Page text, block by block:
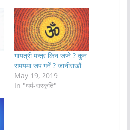
गायत्री मन्त्र किन जप्ने ? कुन
समयमा जप गर्ने ? जानीराखौं
May 19, 2019
In "धर्म-सस्कृति"